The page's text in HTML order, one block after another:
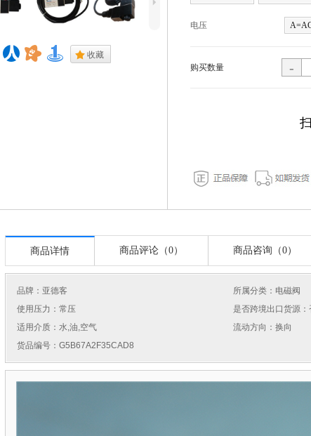
. 收藏
电压
购买数量 -
商品详情 商品评论（0） 商品咨询（0）
品牌： 亚德客 所属分类：电磁阀
使用压力：常压
是否跨境出口货源：
适用介质：水,油,空气
流动方向：换向
货品编号：G5B67A2F35CAD8